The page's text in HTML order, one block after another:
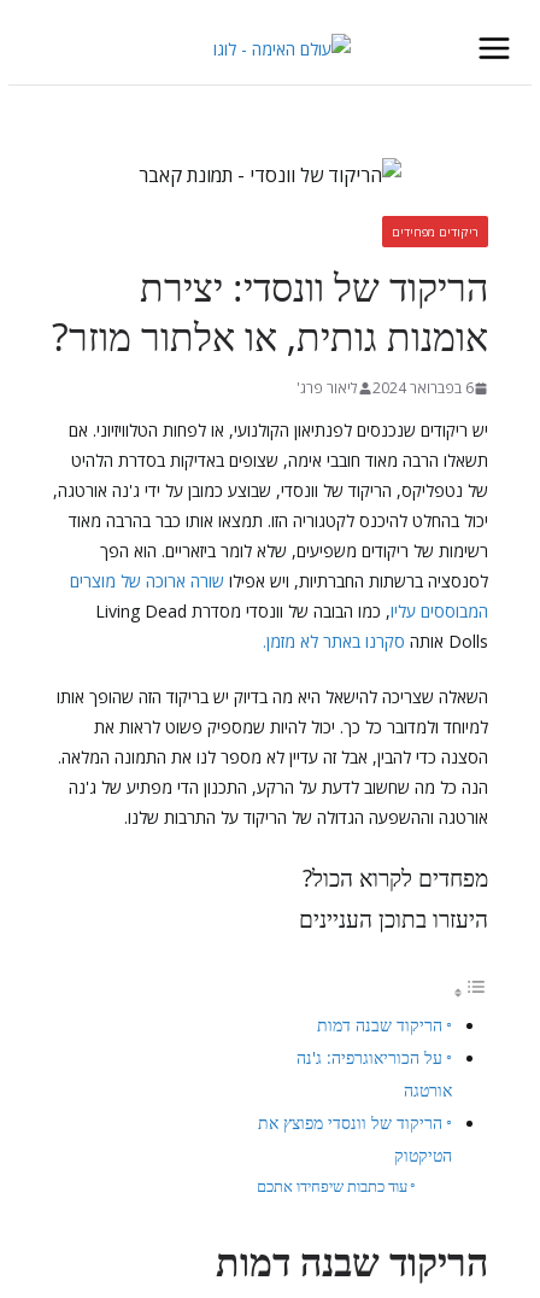
ריקודים מפחידים
הריקוד של וונסדי: יצירת
אומנות גותית, או אלתור מוזר?
6 בפברואר 2024 ליאור פרג'
יש ריקודים שנכנסים לפנתיאון הקולנועי, או לפחות הטלוויזיוני. אם
תשאלו הרבה מאוד חובבי אימה, שצופים באדיקות בסדרת הלהיט
של נטפליקס, הריקוד של וונסדי, שבוצע כמובן על ידי ג'נה אורטגה,
יכול בהחלט להיכנס לקטגוריה הזו. תמצאו אותו כבר בהרבה מאוד
רשימות של ריקודים משפיעים, שלא לומר ביזאריים. הוא הפך
לסנסציה ברשתות החברתיות, ויש אפילו שורה ארוכה של מוצרים
המבוססים עליו
, כמו הבובה של וונסדי מסדרת Living Dead
Dolls אותה
סקרנו באתר לא מזמן.
השאלה שצריכה להישאל היא מה בדיוק יש בריקוד הזה שהופך אותו
למיוחד ולמדובר כל כך. יכול להיות שמספיק פשוט לראות את
הסצנה כדי להבין, אבל זה עדיין לא מספר לנו את התמונה המלאה.
הנה כל מה שחשוב לדעת על הרקע, התכנון הדי מפתיע של ג'נה
אורטגה וההשפעה הגדולה של הריקוד על התרבות שלנו.
מפחדים לקרוא הכול?
היעזרו בתוכן העניינים
הריקוד שבנה דמות
על הכוריאוגרפיה: ג'נה
אורטגה
הריקוד של וונסדי מפוצץ את
הטיקטוק
עוד כתבות שיפחידו אתכם
הריקוד שבנה דמות